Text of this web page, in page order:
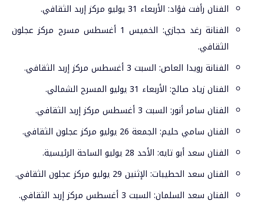
الفنان رأفت فؤاد: الأربعاء 31 يوليو مركز إربد الثقافي.
الفنانة رغد حجازي: الخميس 1 أغسطس مسرح مركز عجلون
الثقافي.
الفنانة رويدا العاص: السبت 3 أغسطس مركز إربد الثقافي.
الفنان زياد صالح: الأربعاء 31 يوليو المسرح الشمالي.
الفنان سامر أنور: السبت 3 أغسطس مركز إربد الثقافي.
الفنان سامي حليم: الجمعة 26 يوليو مركز عجلون الثقافي.
الفنان سعد أبو تايه: الأحد 28 يوليو الساحة الرئيسية.
الفنان سعد الحطيبات: الإثنين 29 يوليو مركز عجلون الثقافي.
الفنان سعد السلمان: السبت 3 أغسطس مركز إربد الثقافي.